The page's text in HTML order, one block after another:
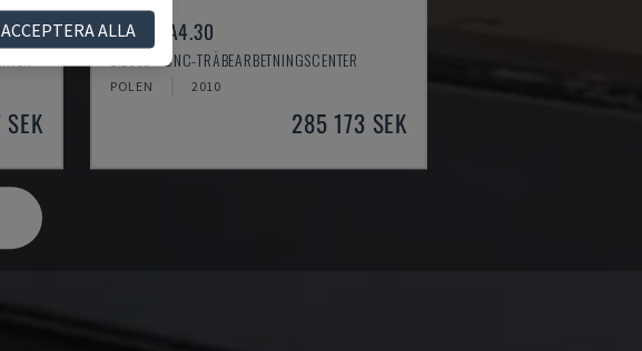
ROVER A4.30
BIESSE - CNC-TRÄBEARBETNINGSCENTER
POLEN 2010
285 173 SEK
ACCEPTERA ALLA